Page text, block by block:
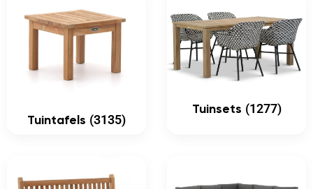
Tuintafels (3135)
Tuinsets (1277)